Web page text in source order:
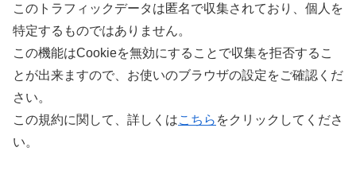
このトラフィックデータは匿名で収集されており、個人を
特定するものではありません。
この機能はCookieを無効にすることで収集を拒否するこ
とが出来ますので、お使いのブラウザの設定をご確認くだ
さい。
この規約に関して、詳しくはこちら をクリックしてくださ
い。